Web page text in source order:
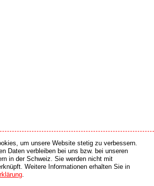
made software gmbh, Switzerland - all rights reserved.
Online Partner
um unsere Website stetig zu verbessern.
Daten verbleiben bei uns bzw. bei unseren
in der Schweiz. Sie werden nicht mit
Weitere Informationen erhalten Sie in
.